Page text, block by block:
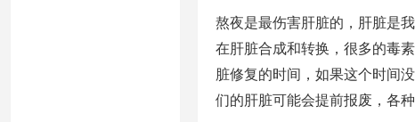
熬夜是最伤害肝脏的，肝脏是
在肝脏合成和转换，很多的毒
脏修复的时间，如果这个时间
们的肝脏可能会提前报废，各种